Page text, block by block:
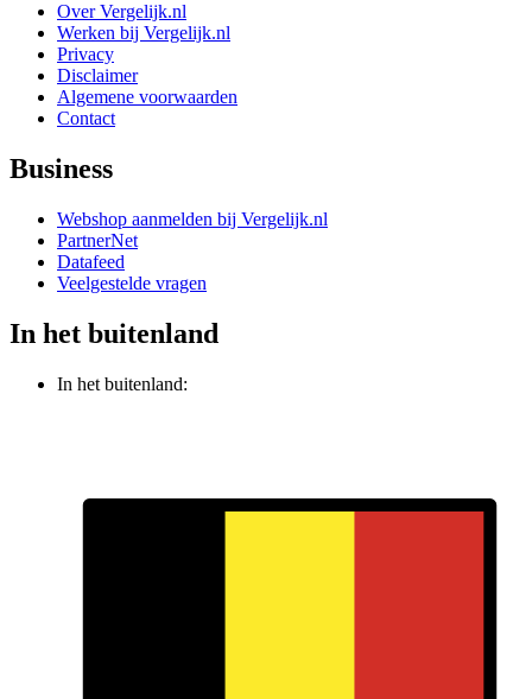
Over Vergelijk.nl
Werken bij Vergelijk.nl
Privacy
Disclaimer
Algemene voorwaarden
Contact
Business
Webshop aanmelden bij Vergelijk.nl
PartnerNet
Datafeed
Veelgestelde vragen
In het buitenland
In het buitenland: